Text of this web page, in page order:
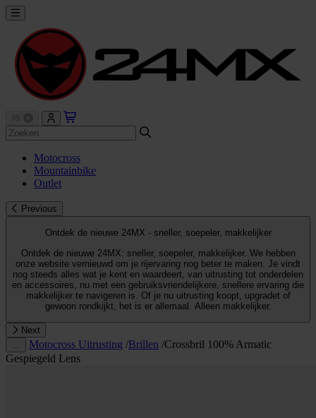
Motocross
Mountainbike
Outlet
Previous
Ontdek de nieuwe 24MX - sneller, soepeler, makkelijker
Ontdek de nieuwe 24MX: sneller, soepeler, makkelijker. We hebben
onze website vernieuwd om je rijervaring nog beter te maken. Je vindt
nog steeds alles wat je kent en waardeert, van uitrusting tot onderdelen
en accessoires, nu met een gebruiksvriendelijkere, snellere ervaring die
makkelijker te navigeren is. Of je nu uitrusting koopt, upgradet of
gewoon rondkijkt, het is er allemaal. Alleen makkelijker.
Next
Motocross Uitrusting /Brillen /Crossbril 100% Armatic
Gespiegeld Lens